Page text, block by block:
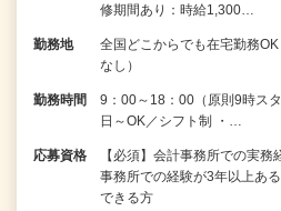
修期間あり：時給1,300…
勤務地
全国どこからでも在宅勤務
なし）
勤務時間
9：00～18：00（原則9時ス
日～OK／シフト制 ・…
応募資格
【必須】会計事務所での実
事務所での経験が3年以上あ
できる方